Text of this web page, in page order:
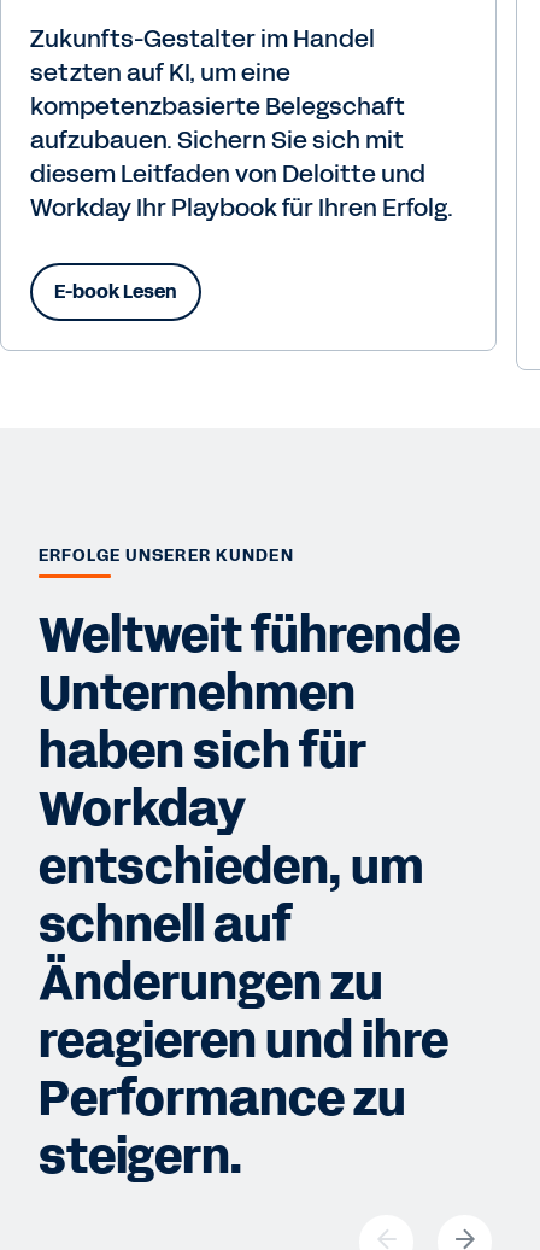
Zukunfts-Gestalter im Handel
setzten auf KI, um eine
kompetenzbasierte Belegschaft
aufzubauen. Sichern Sie sich mit
diesem Leitfaden von Deloitte und
Workday Ihr Playbook für Ihren Erfolg.
E-book Lesen
ERFOLGE UNSERER KUNDEN
Weltweit führende
Unternehmen
haben sich für
Workday
entschieden, um
schnell auf
Änderungen zu
reagieren und ihre
Performance zu
steigern.